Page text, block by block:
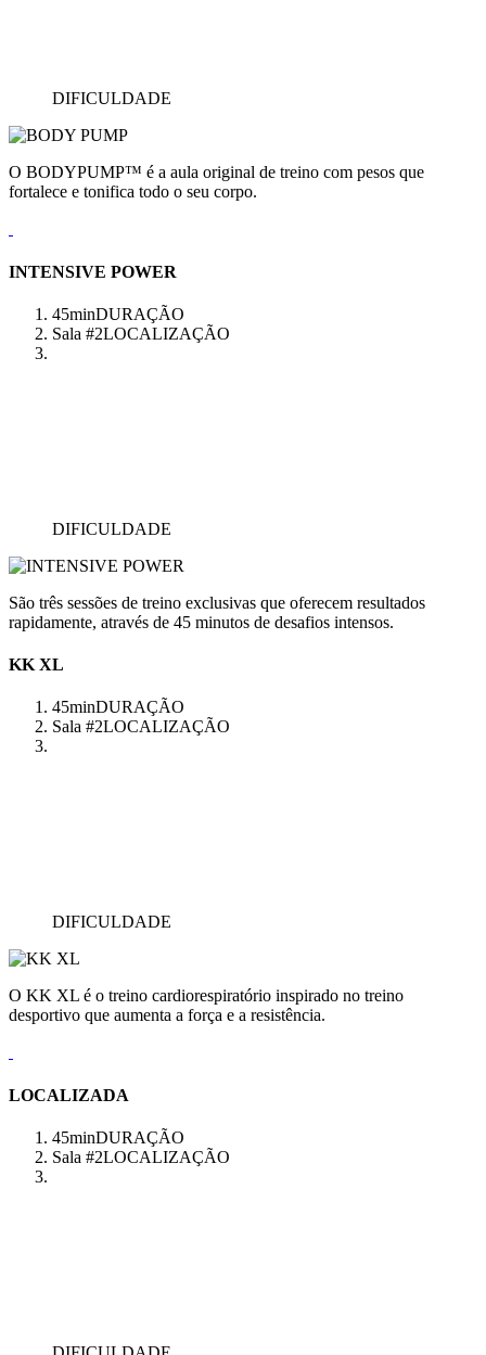
DIFICULDADE
O BODYPUMP™ é a aula original de treino com pesos que
fortalece e tonifica todo o seu corpo.
INTENSIVE POWER
45minDURAÇÃO
Sala #2LOCALIZAÇÃO
DIFICULDADE
São três sessões de treino exclusivas que oferecem resultados
rapidamente, através de 45 minutos de desafios intensos.
KK XL
45minDURAÇÃO
Sala #2LOCALIZAÇÃO
DIFICULDADE
O KK XL é o treino cardiorespiratório inspirado no treino
desportivo que aumenta a força e a resistência.
LOCALIZADA
45minDURAÇÃO
Sala #2LOCALIZAÇÃO